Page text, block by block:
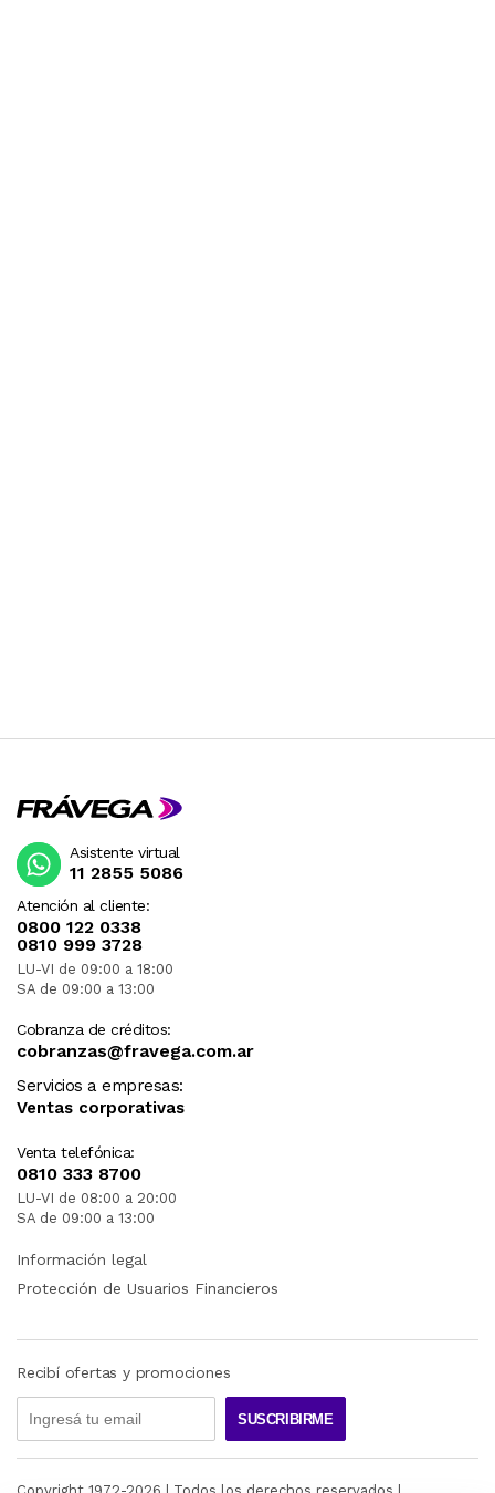
Atención al cliente:
0800 122 0338
0810 999 3728
LU-VI de 09:00 a 18:00
SA de 09:00 a 13:00
Cobranza de créditos:
cobranzas@fravega.com.ar
Servicios a empresas:
Ventas corporativas
Venta telefónica:
0810 333 8700
LU-VI de 08:00 a 20:00
SA de 09:00 a 13:00
Asistente virtual
11 2855 5086
Información legal
Protección de Usuarios Financieros
Recibí ofertas y promociones
SUSCRIBIRME